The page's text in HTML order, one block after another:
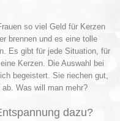
so viel Geld für Kerzen
brennen und es eine tolle
Es gibt für jede Situation, für
Kerzen. Die Auswahl bei
begeistert. Sie riechen gut,
Was will man mehr?
dazu?